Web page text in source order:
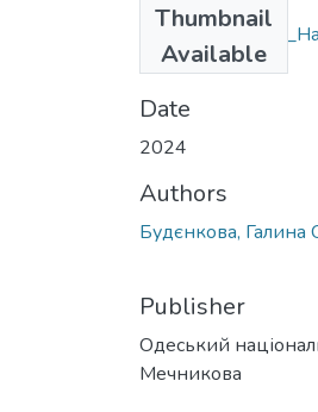
Thumbnail
Available
(40.42 KB)
Date
2024
Authors
Будєнкова, Галина
Publisher
Одеський
Мечникова